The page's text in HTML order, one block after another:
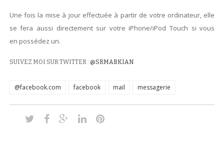
Une fois la mise à jour effectuée à partir de votre ordinateur, elle
se fera aussi directement sur votre iPhone/iPod Touch si vous
en possédez un.
SUIVEZ MOI SUR TWITTER : @SRMABKIAN
@facebook.com facebook mail messagerie